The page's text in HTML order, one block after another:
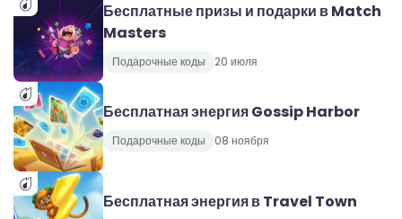
Бесплатные призы и подарки в Match
Masters
Подарочные коды 20 июля
Бесплатная энергия Gossip Harbor
Подарочные коды 08 ноября
Бесплатная энергия в Travel Town